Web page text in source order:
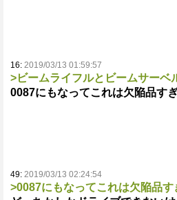
16: 2019/03/13 01:59:57
>ビームライフルとビームサーベ
0087にもなってこれは欠陥品す
49: 2019/03/13 02:24:54
>0087にもなってこれは欠陥品